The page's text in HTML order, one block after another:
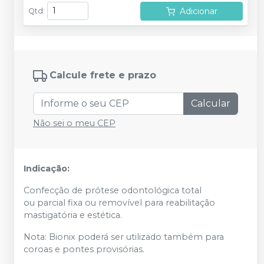
Qtd : Adicionar
Calcule frete e prazo
Calcular
Não sei o meu CEP
Indicação:
Confecção de prótese odontológica total
ou parcial fixa ou removível para reabilitação
mastigatória e estética.
Nota: Bionix poderá ser utilizado também para
coroas e pontes provisórias.